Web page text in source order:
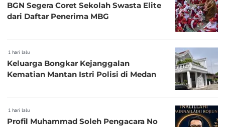
BGN Segera Coret Sekolah Swasta Elite
dari Daftar Penerima MBG
1 hari lalu
Keluarga Bongkar Kejanggalan
Kematian Mantan Istri Polisi di Medan
1 hari lalu
Profil Muhammad Soleh Pengacara No